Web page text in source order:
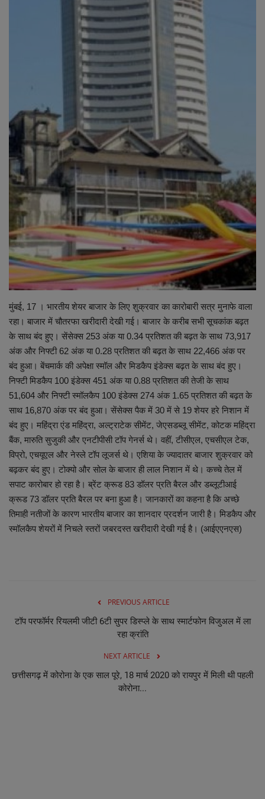
मुंबई, 17 । भारतीय शेयर बाजार के लिए शुक्रवार का कारोबारी सत्र मुनाफे वाला
रहा। बाजार में चौतरफा खरीदारी देखी गई। बाजार के करीब सभी सूचकांक बढ़त
के साथ बंद हुए। सेंसेक्स 253 अंक या 0.34 प्रतिशत की बढ़त के साथ 73,917
अंक और निफ्टी 62 अंक या 0.28 प्रतिशत की बढ़त के साथ 22,466 अंक पर
बंद हुआ। बेंचमार्क की अपेक्षा स्मॉल और मिडकैप इंडेक्स बढ़त के साथ बंद हुए।
निफ्टी मिडकैप 100 इंडेक्स 451 अंक या 0.88 प्रतिशत की तेजी के साथ
51,604 और निफ्टी स्मॉलकैप 100 इंडेक्स 274 अंक 1.65 प्रतिशत की बढ़त के
साथ 16,870 अंक पर बंद हुआ। सेंसेक्स पैक में 30 में से 19 शेयर हरे निशान में
बंद हुए। महिंद्रा एंड महिंद्रा, अल्ट्राटेक सीमेंट, जेएसडब्लू सीमेंट, कोटक महिंद्रा
बैंक, मारुति सुजुकी और एनटीपीसी टॉप गेनर्स थे। वहीं, टीसीएल, एचसीएल टेक,
विप्रो, एचयूएल और नेस्ले टॉप लूजर्स थे। एशिया के ज्यादातर बाजार शुक्रवार को
बढ़कर बंद हुए। टोक्यो और सोल के बाजार ही लाल निशान में थे। कच्चे तेल में
सपाट कारोबार हो रहा है। ब्रेंट क्रूड 83 डॉलर प्रति बैरल और डब्लूटीआई
क्रूड 73 डॉलर प्रति बैरल पर बना हुआ है। जानकारों का कहना है कि अच्छे
तिमाही नतीजों के कारण भारतीय बाजार का शानदार प्रदर्शन जारी है। मिडकैप और
स्मॉलकैप शेयरों में निचले स्तरों जबरदस्त खरीदारी देखी गई है। (आईएएनएस)
PREVIOUS ARTICLE
टॉप परफॉर्मर रियलमी जीटी 6टी सुपर डिस्प्ले के साथ स्मार्टफोन विजुअल में ला
रहा क्रांति
NEXT ARTICLE
छत्तीसगढ़ में कोरोना के एक साल पूरे, 18 मार्च 2020 को रायपुर में मिली थी पहली
कोरोना...